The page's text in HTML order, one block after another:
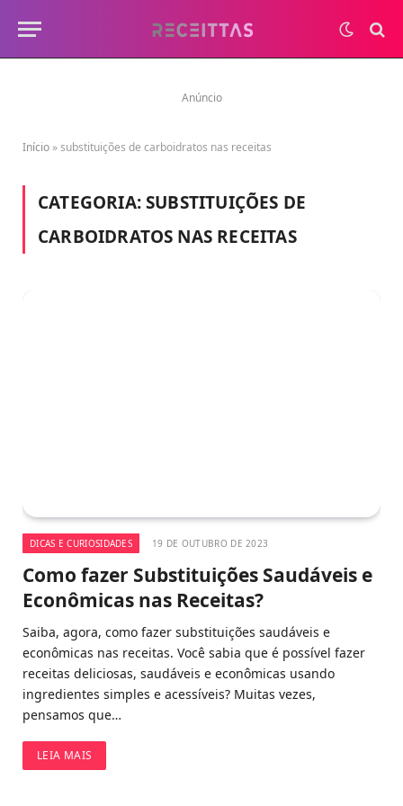
Anúncio
Início »substituições de carboidratos nas receitas
CATEGORIA:SUBSTITUIÇÕES DE
CARBOIDRATOS NAS RECEITAS
DICAS E CURIOSIDADES 19 DE OUTUBRO DE 2023
Como fazer Substituições Saudáveis e
Econômicas nas Receitas?
Saiba, agora, como fazer substituições saudáveis e
econômicas nas receitas. Você sabia que é possível fazer
receitas deliciosas, saudáveis e econômicas usando
ingredientes simples e acessíveis? Muitas vezes,
pensamos que…
LEIA MAIS